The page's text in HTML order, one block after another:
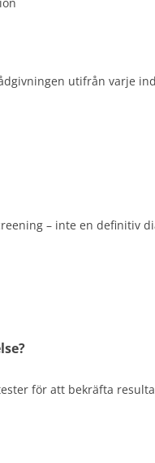
utifrån varje
– inte en definitiv
för att bekräfta